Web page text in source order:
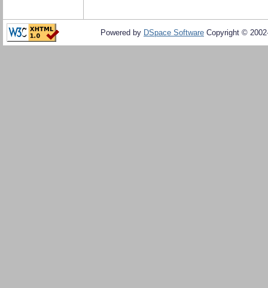
Powered by DSpace Software Copyright ©